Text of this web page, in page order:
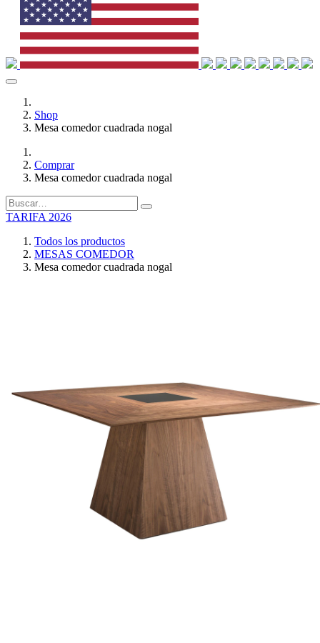
Shop
Mesa comedor cuadrada nogal
Comprar
Mesa comedor cuadrada nogal
TARIFA 2026
Todos los productos
MESAS COMEDOR
Mesa comedor cuadrada nogal